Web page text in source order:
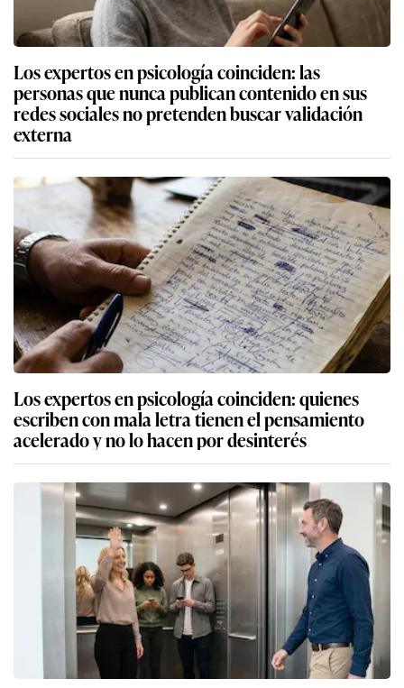
Los expertos en psicología coinciden: las
personas que nunca publican contenido en sus
redes sociales no pretenden buscar validación
externa
Los expertos en psicología coinciden: quienes
escriben con mala letra tienen el pensamiento
acelerado y no lo hacen por desinterés